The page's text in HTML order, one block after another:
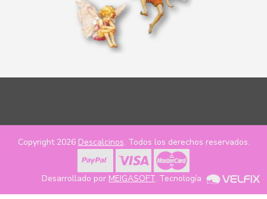
Copyright 2026 Descalcinos. Todos los derechos reservados.
Desarrollado por MEIGASOFT. Tecnología